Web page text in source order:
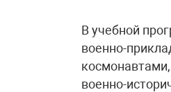
В учебной
военно-
военно-